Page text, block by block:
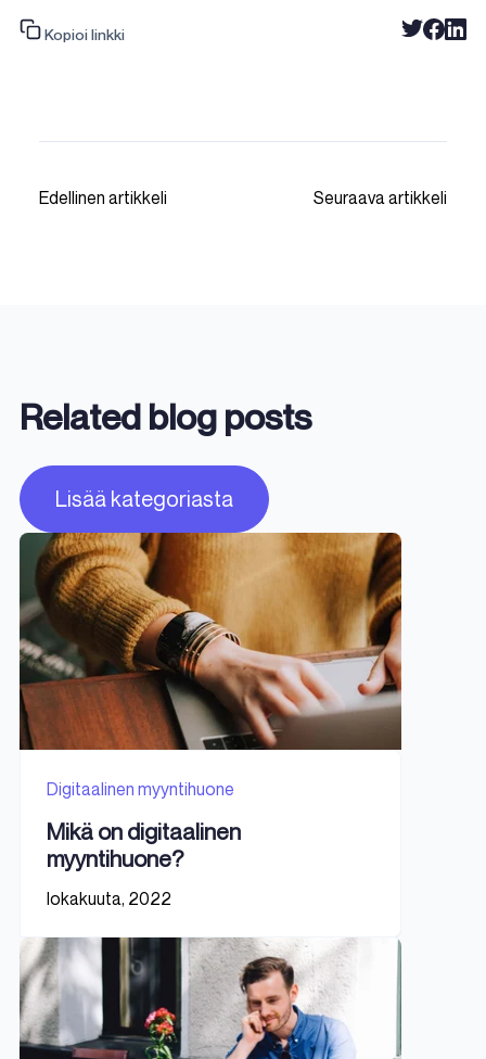
Kopioi linkki
Edellinen artikkeli Seuraava artikkeli
Related blog posts
Lisää kategoriasta
Digitaalinen myyntihuone
Mikä on digitaalinen
myyntihuone?
lokakuuta, 2022